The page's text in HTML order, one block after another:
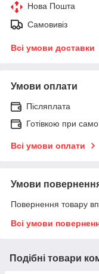
Нова Пошта
Самовивіз
Всі умови доставки
Умови оплати
Післяплата
Готівкою при
Всі умови оплати
Умови
Повернення товару
Всі умови
Подібні товари